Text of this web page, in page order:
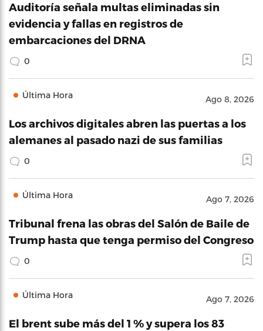
Auditoría señala multas eliminadas sin
evidencia y fallas en registros de
embarcaciones del DRNA
0
Última Hora Ago 8, 2026
Los archivos digitales abren las puertas a los
alemanes al pasado nazi de sus familias
0
Última Hora Ago 7, 2026
Tribunal frena las obras del Salón de Baile de
Trump hasta que tenga permiso del Congreso
0
Última Hora Ago 7, 2026
El brent sube más del 1 % y supera los 83